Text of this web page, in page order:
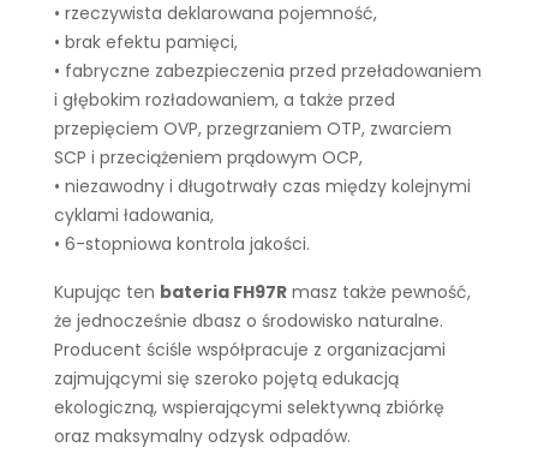
• rzeczywista deklarowana pojemność,
• brak efektu pamięci,
• fabryczne zabezpieczenia przed przeładowaniem
i głębokim rozładowaniem, a także przed
przepięciem OVP, przegrzaniem OTP, zwarciem
SCP i przeciążeniem prądowym OCP,
• niezawodny i długotrwały czas między kolejnymi
cyklami ładowania,
• 6-stopniowa kontrola jakości.
Kupując ten bateria FH97R masz także pewność,
że jednocześnie dbasz o środowisko naturalne.
Producent ściśle współpracuje z organizacjami
zajmującymi się szeroko pojętą edukacją
ekologiczną, wspierającymi selektywną zbiórkę
oraz maksymalny odzysk odpadów.